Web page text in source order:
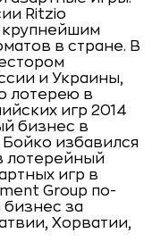
Ritzio
крупнейшим
в стране. В
и Украины,
лотерею в
игр 2014
бизнес в
Бойко избавился
лотерейный
игр в
Group по-
за
Хорватии,